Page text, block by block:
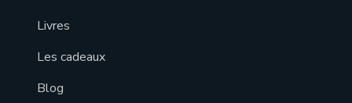
Livres
Les cadeaux
Blog